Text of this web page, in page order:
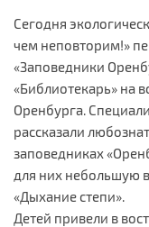
Сегодня
чем неповторим!»
«Заповедники
«Библиотекарь» на
Оренбурга.
рассказали
заповедниках
для них небольшую
«Дыхание степи».
Детей привели в